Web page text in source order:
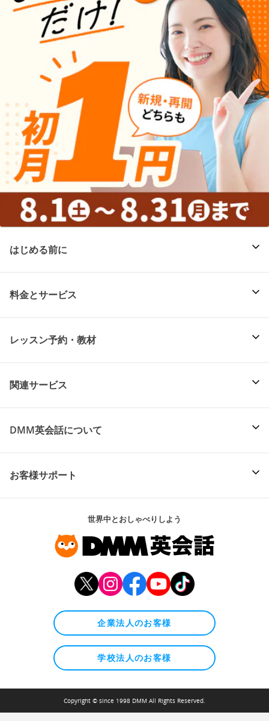
はじめる前に
料金とサービス
レッスン予約・教材
関連サービス
DMM英会話について
お客様サポート
世界中とおしゃべりしよう
企業法人のお客様
学校法人のお客様
Copyright © since 1998 DMM All Rights Reserved.